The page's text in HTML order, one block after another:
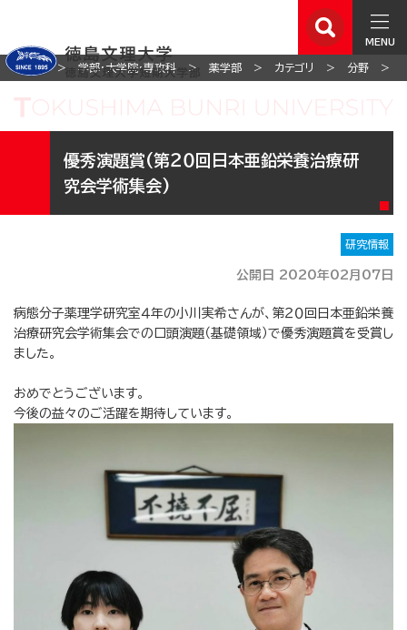
MENU
ホーム 学部・大学院・専攻科 薬学部 カテゴリ 分野
優秀演題賞(第２０回日本亜鉛栄養治療研
究会学術集会)
研究情報
公開日 2020年02月07日
病態分子薬理学研究室４年の小川実希さんが、第２０回日本亜鉛栄養
治療研究会学術集会での口頭演題（基礎領域）で優秀演題賞を受賞し
ました。
おめでとうございます。
今後の益々のご活躍を期待しています。